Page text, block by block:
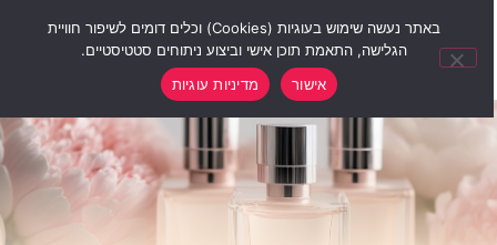
באתר נעשה שימוש בעוגיות (Cookies) וכלים דומים לשיפור חוויית
הגלישה, התאמת תוכן אישי וביצוע ניתוחים סטטיסטיים.
אישור
מדיניות עוגיות